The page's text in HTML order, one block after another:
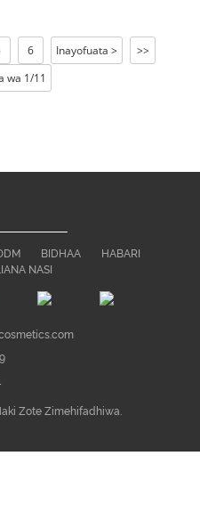
6 Inayofuata >
>>
wa 1/11
BIDHAA
HABARI
NASI
Zote Zimehifadhiwa.